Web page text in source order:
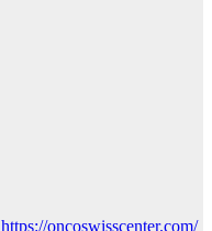
https://oncoswisscenter.com/